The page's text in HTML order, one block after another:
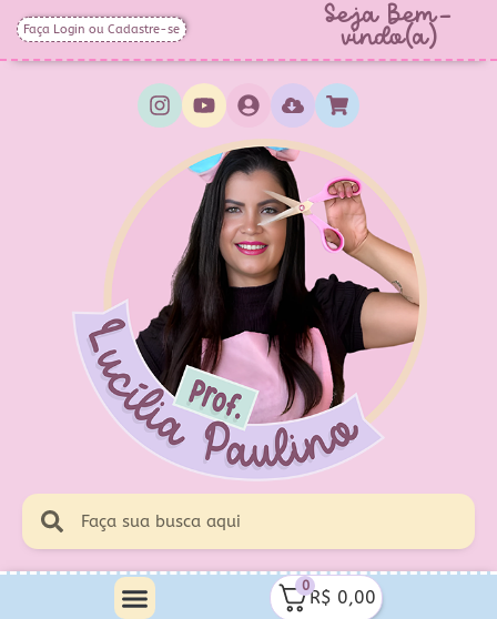
Faça Login ou Cadastre-se Seja Bem-
vindo(a)
0
R$ 0,00